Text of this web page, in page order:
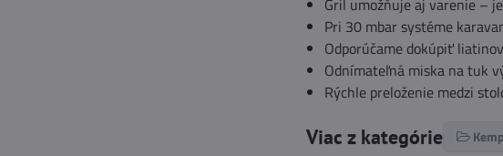
Gril umožňuje aj varenie –
Pri 30 mbar systéme
Odporúčame dokúpiť
Odnímateľná miska na tuk
Rýchle preloženie medzi
Viac z kategórie